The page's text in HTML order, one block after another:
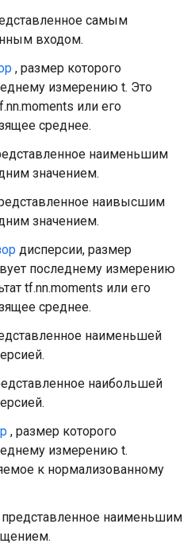
самым
входом.
, размер которого
измерению t. Это
или его
среднее.
наименьшим
значением.
наивысшим
значением.
дисперсии, размер
последнему измерению
tf.nn.moments или его
среднее.
наименьшей
наибольшей
, размер которого
измерению t.
к нормализованному
представленное наименьшим